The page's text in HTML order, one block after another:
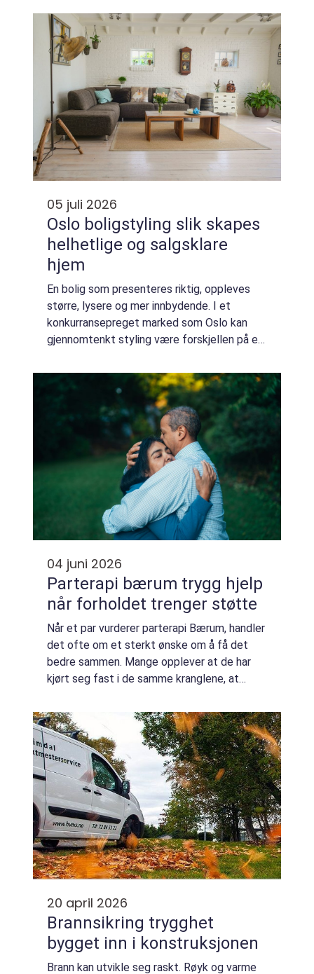
kombinerer faglig trygghet, moderne utstyr
og en r...
05 juli 2026
Oslo boligstyling slik skapes
helhetlige og salgsklare
hjem
En bolig som presenteres riktig, oppleves
større, lysere og mer innbydende. I et
konkurransepreget marked som Oslo kan
gjennomtenkt styling være forskjellen på et
som presser prisen opp. oslo boligstyling
hand...
04 juni 2026
Parterapi bærum trygg hjelp
når forholdet trenger støtte
Når et par vurderer parterapi Bærum, handler
det ofte om et sterkt ønske om å få det
bedre sammen. Mange opplever at de har
kjørt seg fast i de samme kranglene, at
vanskelig valg: Skal de bli eller gå? Partera...
20 april 2026
Brannsikring trygghet
bygget inn i konstruksjonen
Brann kan utvikle seg raskt. Røyk og varme